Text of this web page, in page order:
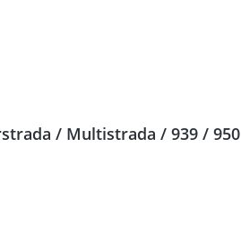
/ Multistrada / 939 / 950